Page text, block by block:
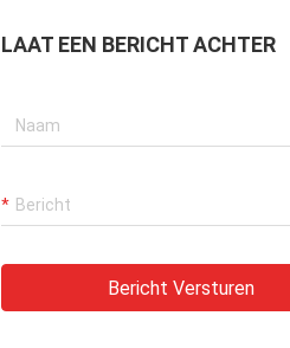
LAAT EEN BERICHT ACHTER
Bericht Versturen